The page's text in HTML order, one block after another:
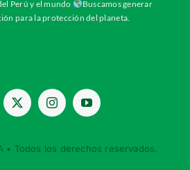
Perú y el mundo
Buscamos generar
para la protección del planeta.
• Todos los derechos reservados.